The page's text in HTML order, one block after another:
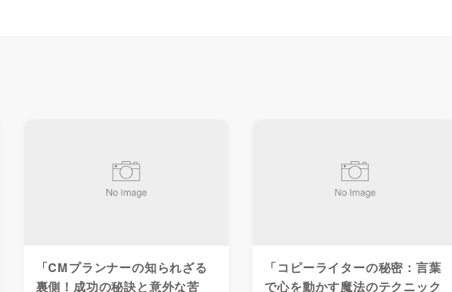
「CMプランナーの知られざる
裏側！成功の秘訣と意外な苦
「コピーライターの秘密：言葉
で心を動かす魔法のテクニック